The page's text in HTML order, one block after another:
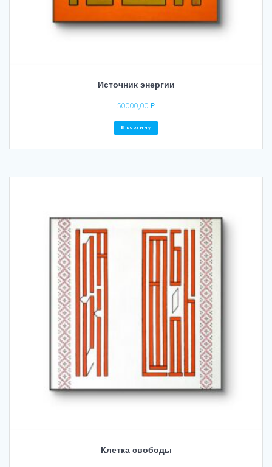
Источник энергии
50000,00 ₽
В корзину
Клетка свободы